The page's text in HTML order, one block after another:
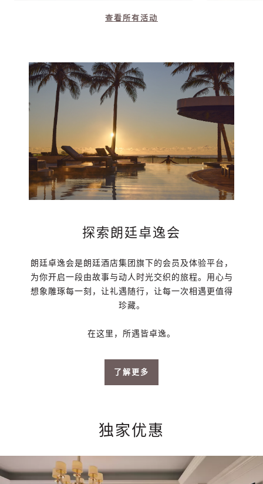
查看所有活动
探索朗廷卓逸会
朗廷卓逸会是朗廷酒店集团旗下的会员及体验平台，
为你开启一段由故事与动人时光交织的旅程。用心与
想象雕琢每一刻，让礼遇随行，让每一次相遇更值得
珍藏。
在这里，所遇皆卓逸。
了解更多
独家优惠